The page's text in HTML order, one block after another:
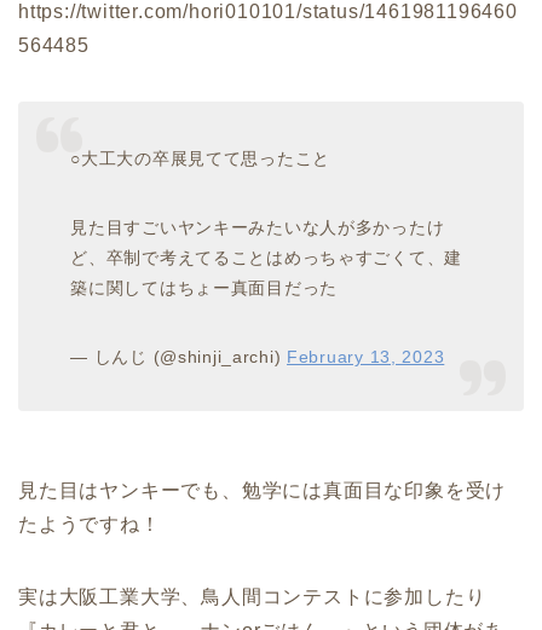
https://twitter.com/hori010101/status/1461981196460
564485
○大工大の卒展見てて思ったこと
見た目すごいヤンキーみたいな人が多かったけ
ど、卒制で考えてることはめっちゃすごくて、建
築に関してはちょー真面目だった
— しんじ (@shinji_archi) February 13, 2023
見た目はヤンキーでも、勉学には真面目な印象を受け
たようですね！
実は大阪工業大学、鳥人間コンテストに参加したり